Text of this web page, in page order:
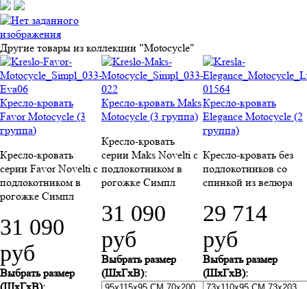
Другие товары из коллекции "Motocycle"
Кресло-кровать
Favor Motocycle (3
группа)
Кресло-кровать
серии Favor Novelti с
подлокотником в
рогожке Симпл
31 090
руб
Выбрать размер
Кресло-кровать Maks
Motocycle (3 группа)
Кресло-кровать
серии Maks Novelti с
подлокотником в
рогожке Симпл
31 090
руб
Выбрать размер
(ШхГхВ):
Кресло-кровать
Elegance Motocycle (2
группа)
Кресло-кровать без
подлокотников со
спинкой из велюра
29 714
руб
Выбрать размер
(ШхГхВ):